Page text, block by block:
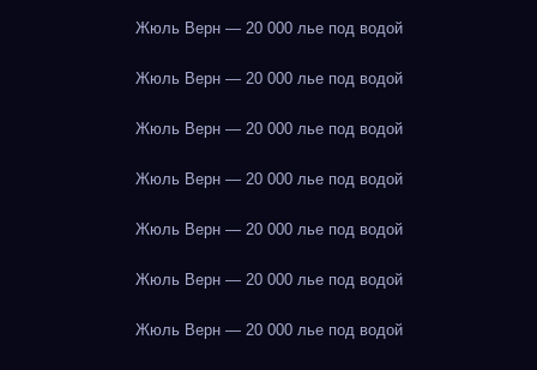
Жюль Верн — 20 000 лье под водой
Жюль Верн — 20 000 лье под водой
Жюль Верн — 20 000 лье под водой
Жюль Верн — 20 000 лье под водой
Жюль Верн — 20 000 лье под водой
Жюль Верн — 20 000 лье под водой
Жюль Верн — 20 000 лье под водой